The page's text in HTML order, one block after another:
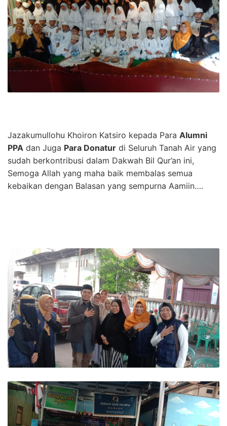
Jazakumullohu Khoiron Katsiro kepada Para Alumni
PPA dan Juga Para Donatur di Seluruh Tanah Air yang
sudah berkontribusi dalam Dakwah Bil Qur’an ini,
Semoga Allah yang maha baik membalas semua
kebaikan dengan Balasan yang sempurna Aamiin….